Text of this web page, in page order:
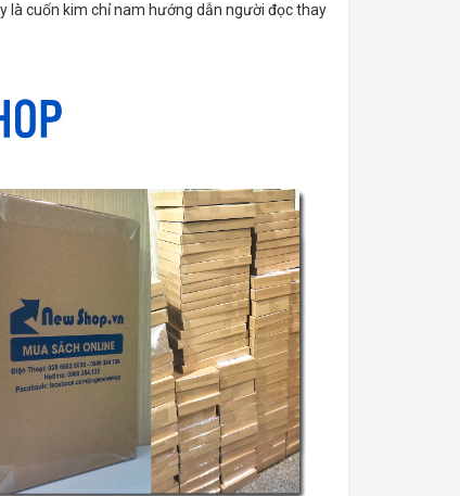
là cuốn kim chỉ nam hướng dẫn người đọc thay